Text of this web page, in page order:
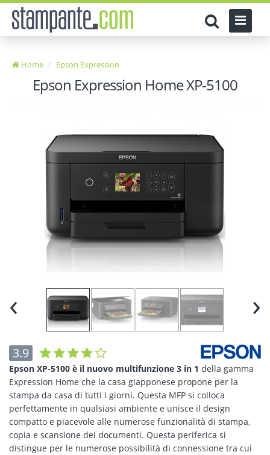
Home Epson Expression
Epson Expression Home XP-5100
‹ ›
3.9
Epson XP-5100 è il nuovo multifunzione 3 in 1 della gamma
Expression Home che la casa giapponese propone per la
stampa da casa di tutti i giorni. Questa MFP si colloca
perfettamente in qualsiasi ambiente e unisce il design
compatto e piacevole alle numerose funzionalità di stampa,
copia e scansione dei documenti. Questa periferica si
distingue per le numerose possibilità di connessione tra cui